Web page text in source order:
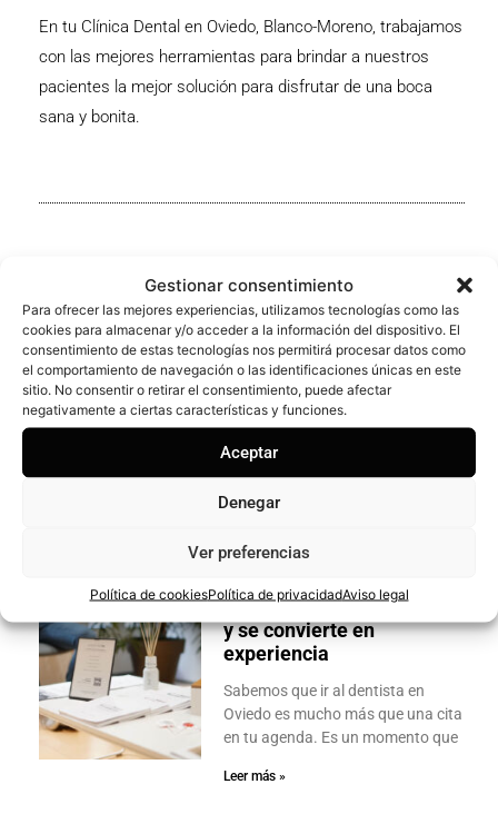
Gestionar consentimiento
Para ofrecer las mejores experiencias, utilizamos tecnologías como las
cookies para almacenar y/o acceder a la información del dispositivo. El
consentimiento de estas tecnologías nos permitirá procesar datos como
el comportamiento de navegación o las identificaciones únicas en este
sitio. No consentir o retirar el consentimiento, puede afectar
negativamente a ciertas características y funciones.
Aceptar
Denegar
Ver preferencias
Política de cookiesPolítica de privacidadAviso legal
En tu Clínica Dental en Oviedo, Blanco-Moreno, trabajamos
con las mejores herramientas para brindar a nuestros
pacientes la mejor solución para disfrutar de una boca
sana y bonita.
También te pueden interesar…
Cuando en tu dentista la
sala deja de ser de espera,
y se convierte en
experiencia
Sabemos que ir al dentista en
Oviedo es mucho más que una cita
en tu agenda. Es un momento que
Leer más »